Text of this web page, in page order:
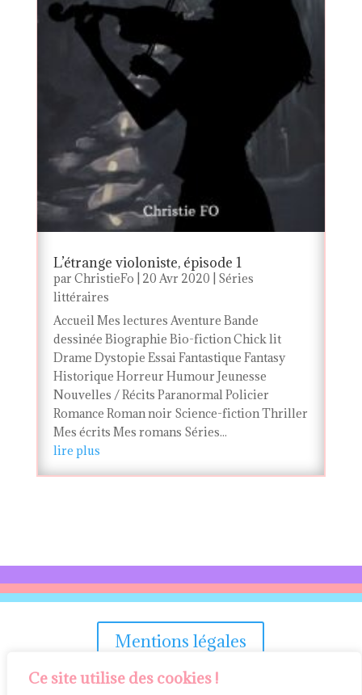
Ce site utilise des cookies !
L’étrange violoniste, épisode 1
par ChristieFo 20 Avr 2020
Séries
littéraires
Accueil Mes lectures Aventure Bande
dessinée Biographie Bio-fiction Chick lit
Drame Dystopie Essai Fantastique Fantasy
Historique Horreur Humour Jeunesse
Nouvelles / Récits Paranormal Policier
Romance Roman noir Science-fiction Thriller
Mes écrits Mes romans Séries...
lire plus
Mentions légales